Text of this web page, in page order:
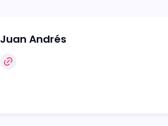
Juan Andrés